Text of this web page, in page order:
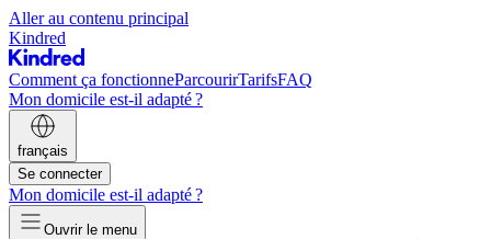
Aller au contenu principal
Kindred
Comment ça fonctionneParcourirTarifsFAQ
Mon domicile est-il adapté ?
français
Se connecter
Mon domicile est-il adapté ?
Ouvrir le menu